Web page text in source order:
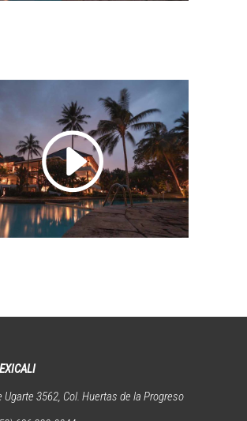
Ugarte 3562, Col. Huertas de la Progreso